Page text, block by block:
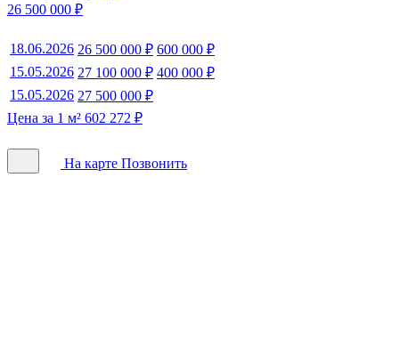
26 500 000 ₽
18.06.2026 26 500 000 ₽ 600 000 ₽
15.05.2026 27 100 000 ₽ 400 000 ₽
15.05.2026 27 500 000 ₽
Цена за 1 м² 602 272 ₽
На карте Позвонить